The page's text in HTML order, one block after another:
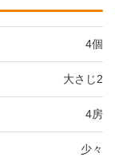
4個
大さじ2
4房
少々